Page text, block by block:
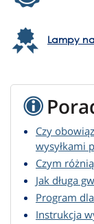
Lampy
Czy
wysyłkami
Czym
Jak długa
Program
Instrukcja